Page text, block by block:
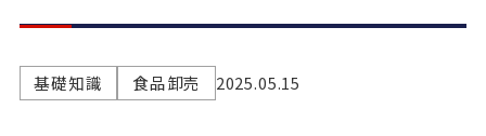
基礎知識 食品卸売 2025.05.15